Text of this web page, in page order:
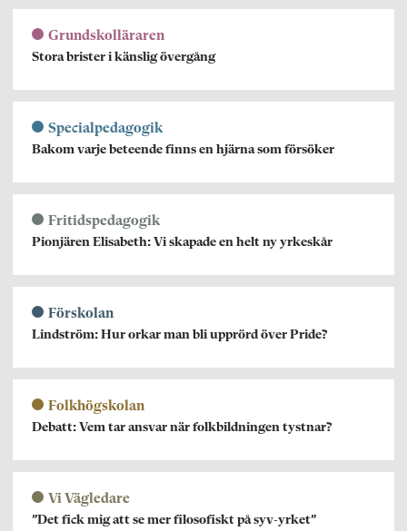
Grundskolläraren
Stora brister i känslig övergång
Specialpedagogik
Bakom varje beteende finns en hjärna som försöker
Fritidspedagogik
Pionjären Elisabeth: Vi skapade en helt ny yrkeskår
Förskolan
Lindström: Hur orkar man bli upprörd över Pride?
Folkhögskolan
Debatt: Vem tar ansvar när folkbildningen tystnar?
Vi Vägledare
”Det fick mig att se mer filosofiskt på syv-yrket”